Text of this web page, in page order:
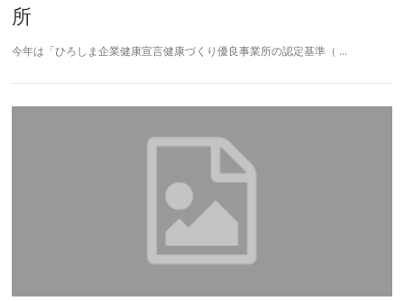
所
今年は「ひろしま企業健康宣言健康づくり優良事業所の認定基準（ …